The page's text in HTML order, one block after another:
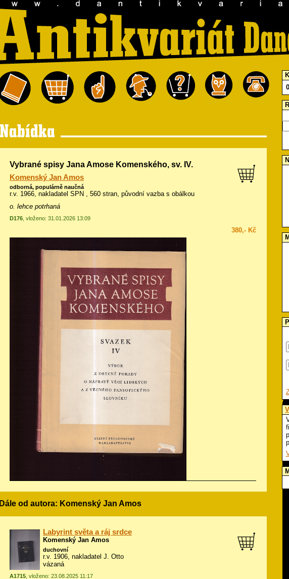
Vybrané spisy Jana Amose Komenského, sv. IV.
Komenský Jan Amos
odborná, populárně naučná
r.v. 1966, nakladatel SPN , 560 stran, původní vazba s obálkou
o. lehce potrhaná
D176 , vloženo: 31.01.2026 13:09
380,- Kč
Dále od autora: Komenský Jan Amos
Labyrint světa a ráj srdce
Komenský Jan Amos
duchovní
r.v. 1906, nakladatel J. Otto
vázaná
A1715 , vloženo: 23.08.2025 11:17
0